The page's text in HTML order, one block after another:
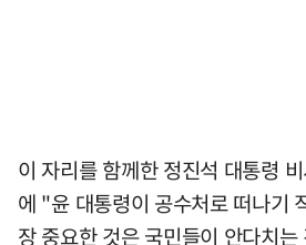
이 자리를 함께한 정진석 대통령
에 "윤 대통령이 공수처로 떠나기
장 중요한 것은 국민들이 안다치